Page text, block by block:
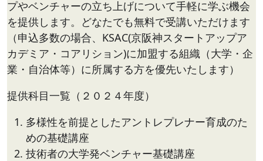
プやベンチャーの立ち上げについて手軽に学ぶ機会
を提供します。どなたでも無料で受講いただけます
（申込多数の場合、KSAC(京阪神スタートアップア
カデミア・コアリション)に加盟する組織（大学・企
業・自治体等）に所属する方を優先いたします）
提供科目一覧（２０２４年度）
多様性を前提としたアントレプレナー育成のた
めの基礎講座
技術者の大学発ベンチャー基礎講座